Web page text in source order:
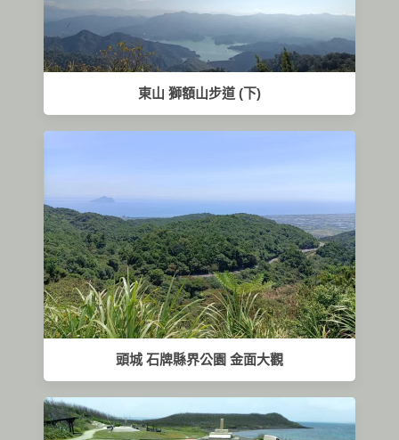
東山 獅額山步道 (下)
頭城 石牌縣界公園 金面大觀